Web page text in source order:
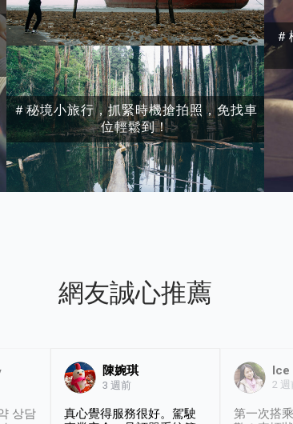
＃秘境小旅行，抓緊時機搶拍照，免找車
位輕鬆到！
網友誠心推薦
상담
陳婉琪
3 週前
真心覺得服務很好。駕駛
2 週
第一次搭